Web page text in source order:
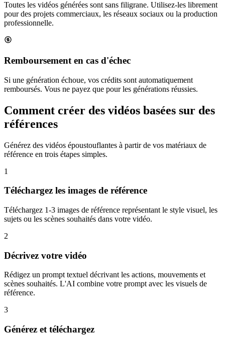
Toutes les vidéos générées sont sans filigrane. Utilisez-les librement
pour des projets commerciaux, les réseaux sociaux ou la production
professionnelle.
Remboursement en cas d'échec
Si une génération échoue, vos crédits sont automatiquement
remboursés. Vous ne payez que pour les générations réussies.
Comment créer des vidéos basées sur des
références
Générez des vidéos époustouflantes à partir de vos matériaux de
référence en trois étapes simples.
1
Téléchargez les images de référence
Téléchargez 1-3 images de référence représentant le style visuel, les
sujets ou les scènes souhaités dans votre vidéo.
2
Décrivez votre vidéo
Rédigez un prompt textuel décrivant les actions, mouvements et
scènes souhaités. L'AI combine votre prompt avec les visuels de
référence.
3
Générez et téléchargez